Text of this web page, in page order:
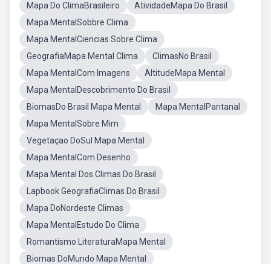
Mapa Do ClimaBrasileiro
AtividadeMapa Do Brasil
Mapa MentalSobbre Clima
Mapa MentalCiencias Sobre Clima
GeografiaMapa Mental Clima
ClimasNo Brasil
Mapa MentalCom Imagens
AltitudeMapa Mental
Mapa MentalDescobrimento Do Brasil
BiomasDo Brasil Mapa Mental
Mapa MentalPantanal
Mapa MentalSobre Mim
Vegetaçao DoSul Mapa Mental
Mapa MentalCom Desenho
Mapa Mental Dos Climas Do Brasil
Lapbook GeografiaClimas Do Brasil
Mapa DoNordeste Climas
Mapa MentalEstudo Do Clima
Romantismo LiteraturaMapa Mental
Biomas DoMundo Mapa Mental